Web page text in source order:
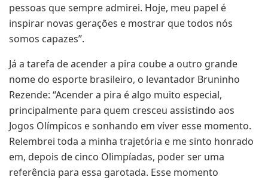
pessoas que sempre admirei. Hoje, meu papel é
inspirar novas gerações e mostrar que todos nós
somos capazes”.
Já a tarefa de acender a pira coube a outro grande
nome do esporte brasileiro, o levantador Bruninho
Rezende: “Acender a pira é algo muito especial,
principalmente para quem cresceu assistindo aos
Jogos Olímpicos e sonhando em viver esse momento.
Relembrei toda a minha trajetória e me sinto honrado
em, depois de cinco Olimpíadas, poder ser uma
referência para essa garotada. Esse momento